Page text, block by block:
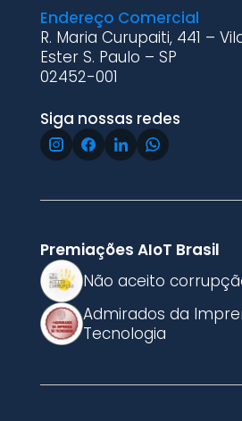
Endereço Comercial
R. Maria Curupaiti, 441 –
Ester S. Paulo – SP
02452-001
Siga nossas redes
Premiações AIoT Brasil
Não aceito
Admirados da
Tecnologia